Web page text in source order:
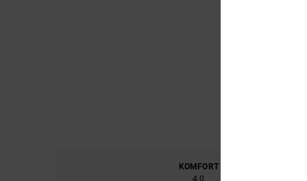
KOMFORT
4.0